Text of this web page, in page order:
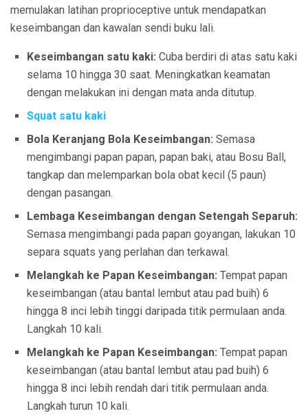
memulakan latihan proprioceptive untuk mendapatkan
keseimbangan dan kawalan sendi buku lali.
Keseimbangan satu kaki: Cuba berdiri di atas satu kaki
selama 10 hingga 30 saat. Meningkatkan keamatan
dengan melakukan ini dengan mata anda ditutup.
Squat satu kaki
Bola Keranjang Bola Keseimbangan: Semasa
mengimbangi papan papan, papan baki, atau Bosu Ball,
tangkap dan melemparkan bola obat kecil (5 paun)
dengan pasangan.
Lembaga Keseimbangan dengan Setengah Separuh:
Semasa mengimbangi pada papan goyangan, lakukan 10
separa squats yang perlahan dan terkawal.
Melangkah ke Papan Keseimbangan: Tempat papan
keseimbangan (atau bantal lembut atau pad buih) 6
hingga 8 inci lebih tinggi daripada titik permulaan anda.
Langkah 10 kali.
Melangkah ke Papan Keseimbangan: Tempat papan
keseimbangan (atau bantal lembut atau pad buih) 6
hingga 8 inci lebih rendah dari titik permulaan anda.
Langkah turun 10 kali.